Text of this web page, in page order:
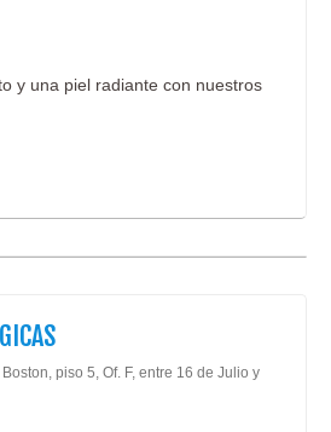
y una piel radiante con nuestros
piso 5, Of. F, entre 16 de Julio y